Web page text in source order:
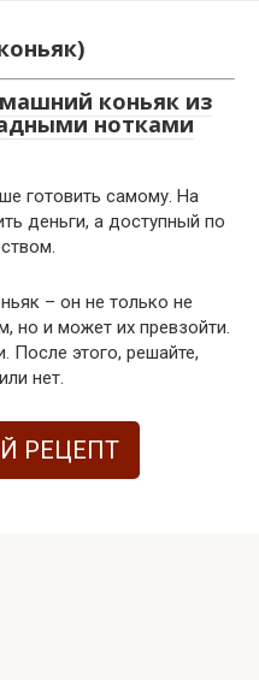
коньяк из
нотками
готовить самому. На
деньги, а доступный по
– он не только не
но и может их превзойти.
После этого, решайте,
нет.
РЕЦЕПТ